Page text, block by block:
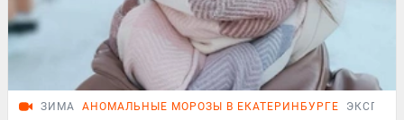
ЗИМА АНОМАЛЬНЫЕ МОРОЗЫ В ЕКАТЕРИНБУРГЕ ЭКСПЕРТ